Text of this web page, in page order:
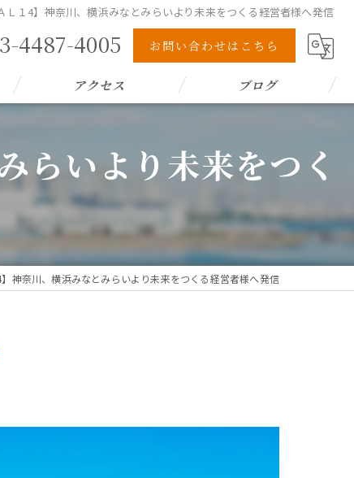
１4】神奈川、横浜みなとみらいより未来をつくる経営者様へ発信
4487-4005 お問い合わせはこちら
アクセス ブログ
いより未来をつく
神奈川、横浜みなとみらいより未来をつくる経営者様へ発信